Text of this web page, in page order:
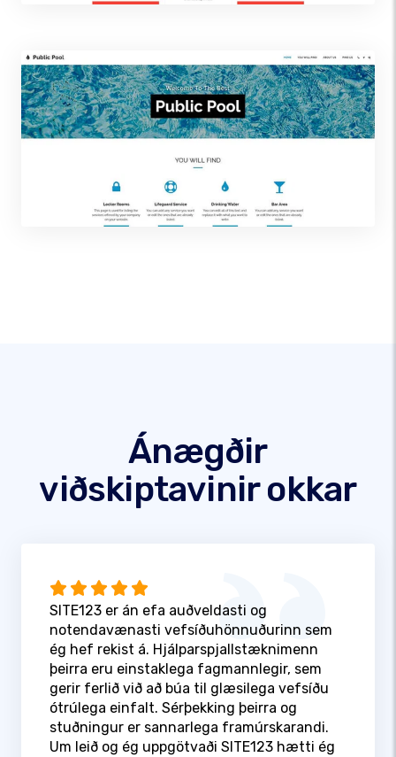
Ánægðir
viðskiptavinir okkar
SITE123 er án efa auðveldasti og
notendavænasti vefsíðuhönnuðurinn sem
ég hef rekist á. Hjálparspjallstæknimenn
þeirra eru einstaklega fagmannlegir, sem
gerir ferlið við að búa til glæsilega vefsíðu
ótrúlega einfalt. Sérþekking þeirra og
stuðningur er sannarlega framúrskarandi.
Um leið og ég uppgötvaði SITE123 hætti ég